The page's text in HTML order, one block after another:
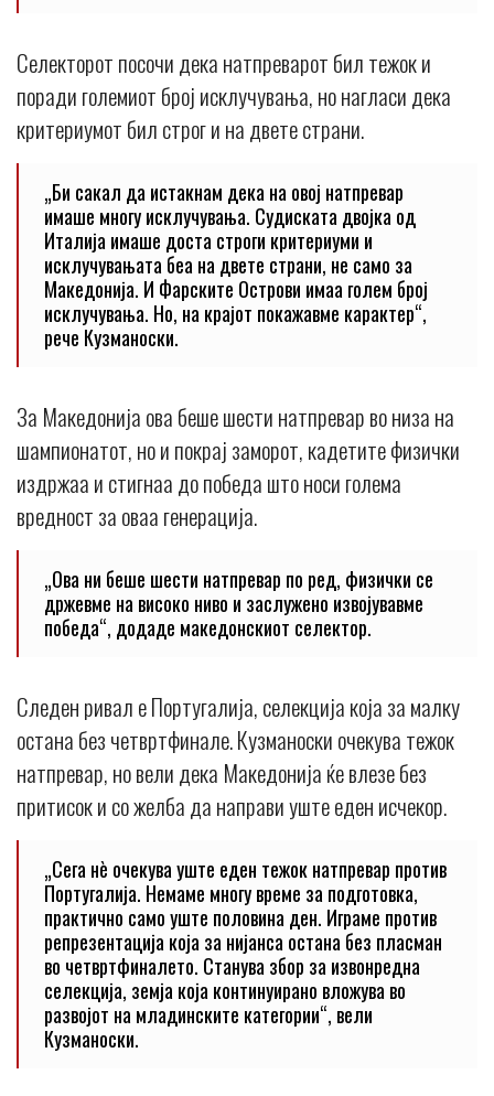
Селекторот посочи дека натпреварот бил тежок и
поради големиот број исклучувања, но нагласи дека
критериумот бил строг и на двете страни.
„Би сакал да истакнам дека на овој натпревар
имаше многу исклучувања. Судиската двојка од
Италија имаше доста строги критериуми и
исклучувањата беа на двете страни, не само за
Македонија. И Фарските Острови имаа голем број
исклучувања. Но, на крајот покажавме карактер“,
рече Кузманоски.
За Македонија ова беше шести натпревар во низа на
шампионатот, но и покрај заморот, кадетите физички
издржаа и стигнаа до победа што носи голема
вредност за оваа генерација.
„Ова ни беше шести натпревар по ред, физички се
држевме на високо ниво и заслужено извојувавме
победа“, додаде македонскиот селектор.
Следен ривал е Португалија, селекција која за малку
остана без четвртфинале. Кузманоски очекува тежок
натпревар, но вели дека Македонија ќе влезе без
притисок и со желба да направи уште еден исчекор.
„Сега нè очекува уште еден тежок натпревар против
Португалија. Немаме многу време за подготовка,
практично само уште половина ден. Играме против
репрезентација која за нијанса остана без пласман
во четвртфиналето. Станува збор за извонредна
селекција, земја која континуирано вложува во
развојот на младинските категории“, вели
Кузманоски.